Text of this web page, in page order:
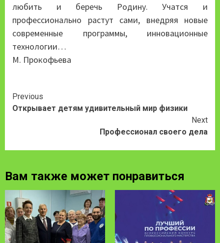
любить и беречь Родину. Учатся и
профессионально растут сами, внедряя новые
современные программы, инновационные
технологии…
М. Прокофьева
Continue
Reading
Previous
Открывает детям удивительный мир физики
Next
Профессионал своего дела
Вам также может понравиться